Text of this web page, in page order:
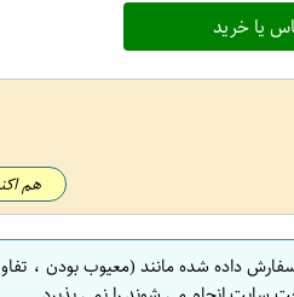
یا خرید
هم
داده شده مانند (معیوب بودن ،